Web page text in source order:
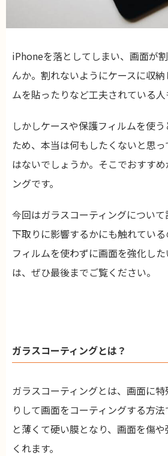
iPhoneを落としてしまい、画面が
んか。割れないようにケースに収
ムを貼ったりなど工夫されている人
しかしケースや保護フィルムを使
ため、本当は何もしたくないと思
はないでしょうか。そこでおすす
ングです。
今回はガラスコーティングについて
下取りに影響するかにも触れてい
フィルムを使わずに画面を強化し
は、ぜひ最後までご覧ください。
ガラスコーティングとは？
ガラスコーティングとは、画面に
りして画面をコーティングする方法
と薄くて硬い膜となり、画面を傷
くれます。